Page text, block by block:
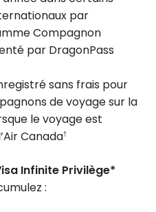
par
Compagnon
par DragonPass
sans frais pour
de voyage sur la
le voyage est
Canada†
Infinite Privilège*
: